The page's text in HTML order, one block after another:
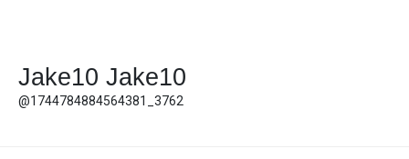
Jake10 Jake10
@1744784884564381_3762